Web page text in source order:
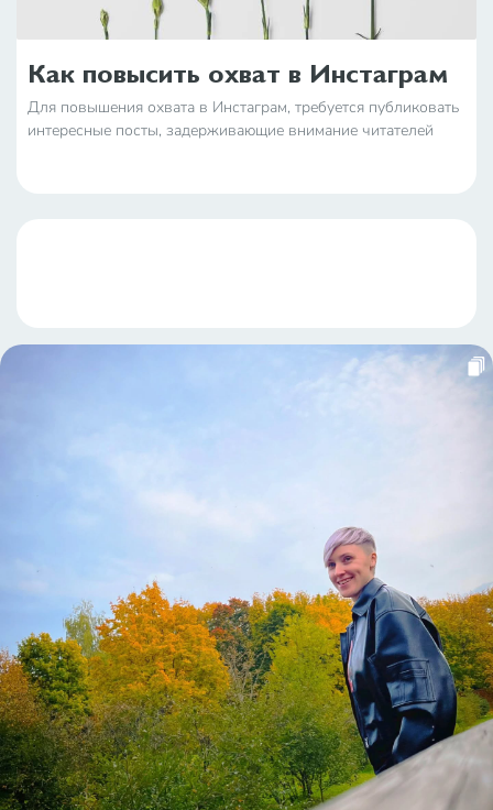
Как повысить охват в Инстаграм
Для повышения охвата в Инстаграм, требуется публиковать
интересные посты, задерживающие внимание читателей